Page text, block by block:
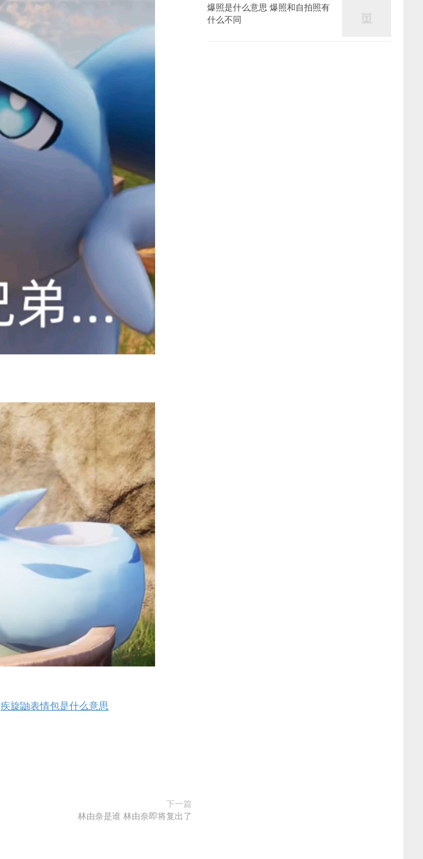
疾旋鼬表情包是什么意思
下一篇
林由奈是谁 林由奈即将复出了
爆照是什么意思 爆照和自拍照有
什么不同